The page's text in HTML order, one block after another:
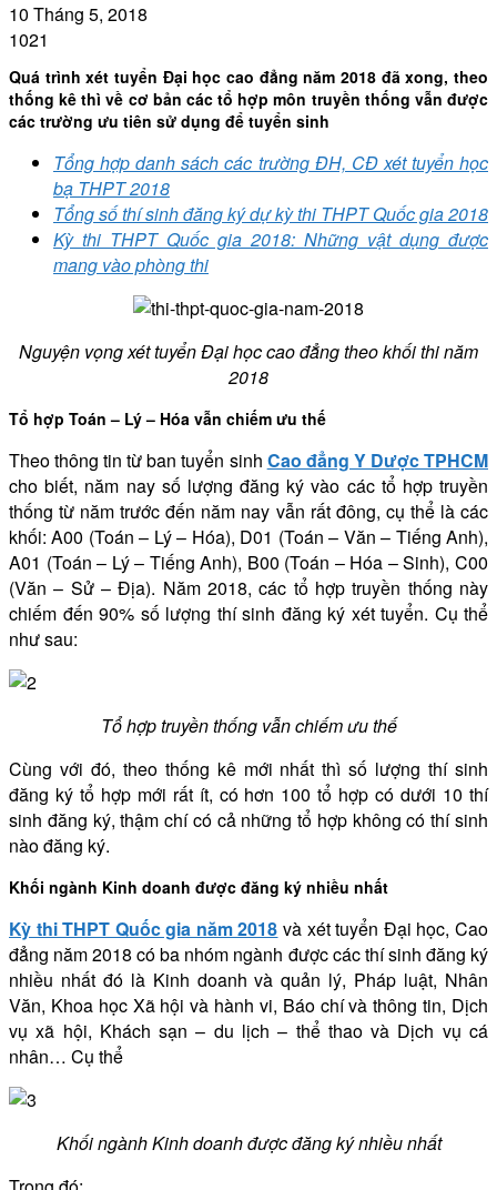
10 Tháng 5, 2018
1021
Quá trình xét tuyển Đại học cao đẳng năm 2018 đã xong, theo
thống kê thì về cơ bản các tổ hợp môn truyền thống vẫn được
các trường ưu tiên sử dụng để tuyển sinh
Tổng hợp danh sách các trường ĐH, CĐ xét tuyển học
bạ THPT 2018
Tổng số thí sinh đăng ký dự kỳ thi THPT Quốc gia 2018
Kỳ thi THPT Quốc gia 2018: Những vật dụng được
mang vào phòng thi
Nguyện vọng xét tuyển Đại học cao đẳng theo khối thi năm
2018
Tổ hợp Toán – Lý – Hóa vẫn chiếm ưu thế
Theo thông tin từ ban tuyển sinh Cao đẳng Y Dược TPHCM
cho biết, năm nay số lượng đăng ký vào các tổ hợp truyền
thống từ năm trước đến năm nay vẫn rất đông, cụ thể là các
khối: A00 (Toán – Lý – Hóa), D01 (Toán – Văn – Tiếng Anh),
A01 (Toán – Lý – Tiếng Anh), B00 (Toán – Hóa – Sinh), C00
(Văn – Sử – Địa). Năm 2018, các tổ hợp truyền thống này
chiếm đến 90% số lượng thí sinh đăng ký xét tuyển. Cụ thể
như sau:
Tổ hợp truyền thống vẫn chiếm ưu thế
Cùng với đó, theo thống kê mới nhất thì số lượng thí sinh
đăng ký tổ hợp mới rất ít, có hơn 100 tổ hợp có dưới 10 thí
sinh đăng ký, thậm chí có cả những tổ hợp không có thí sinh
nào đăng ký.
Khối ngành Kinh doanh được đăng ký nhiều nhất
Kỳ thi THPT Quốc gia năm 2018 và xét tuyển Đại học, Cao
đẳng năm 2018 có ba nhóm ngành được các thí sinh đăng ký
nhiều nhất đó là Kinh doanh và quản lý, Pháp luật, Nhân
Văn, Khoa học Xã hội và hành vi, Báo chí và thông tin, Dịch
vụ xã hội, Khách sạn – du lịch – thể thao và Dịch vụ cá
nhân… Cụ thể
Khối ngành Kinh doanh được đăng ký nhiều nhất